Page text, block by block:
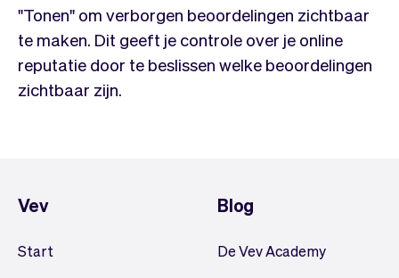
"Tonen" om verborgen beoordelingen zichtbaar
te maken. Dit geeft je controle over je online
reputatie door te beslissen welke beoordelingen
zichtbaar zijn.
Vev
Start
Blog
De Vev Academy